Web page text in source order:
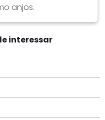
anjos.
interessar